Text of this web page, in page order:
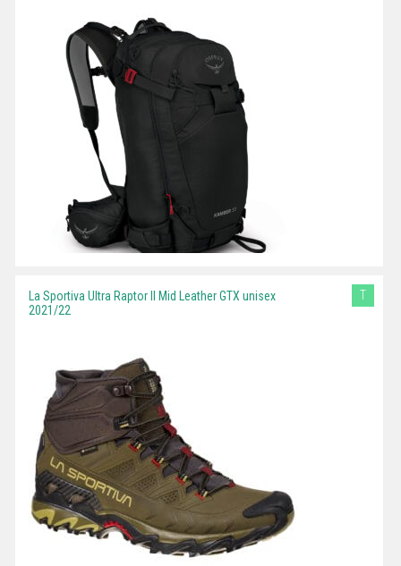
La Sportiva Ultra Raptor II Mid Leather GTX unisex
2021/22
T